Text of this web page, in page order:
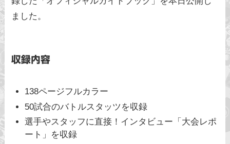
ました。
収録内容
138ページフルカラー
50試合のバトルスタッツを収録
選手やスタッフに直接！インタビュー「大会レポ
ート」を収録